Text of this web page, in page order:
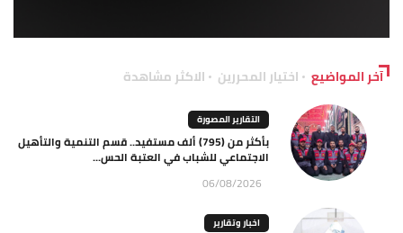
آخر المواضيع اختيار المحررين الاكثر مشاهدة
التقارير المصورة
بأكثر من (795) ألف مستفيد.. قسم التنمية والتأهيل
الاجتماعي للشباب في العتبة الحس...
06/08/2026
اخبار وتقارير